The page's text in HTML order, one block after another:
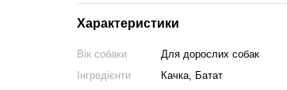
Характеристики
Вік собаки
Для дорослих собак
Інгредієнти
Качка, Батат